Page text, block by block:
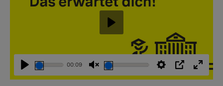
Abspielen
00:09
StummschaltungEinstellungen
PIP
Abspielen